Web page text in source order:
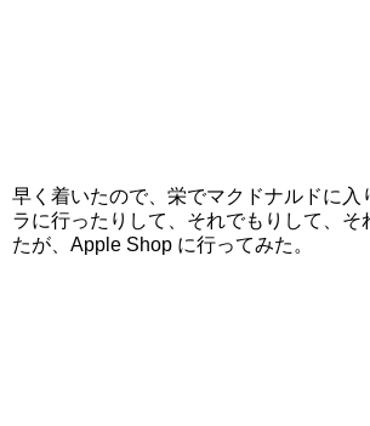
早く着いたので、栄でマクドナルドに入
ラに行ったりして、それでもりして、そ
たが、Apple Shop に行ってみた。